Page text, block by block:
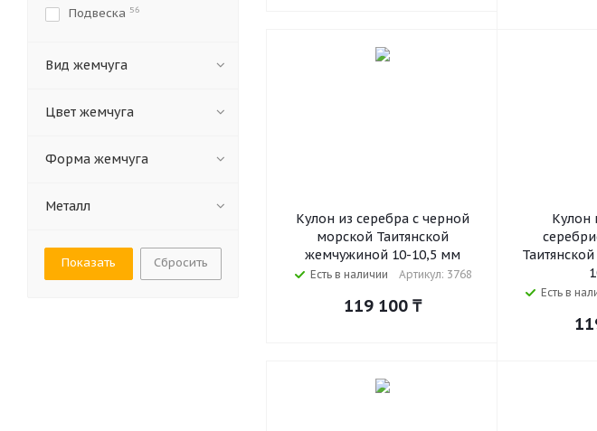
Кулон из серебра с черной
морской Таитянской
жемчужиной 10-10,5 мм
Есть в наличии Артикул: 3768
119 100₸
Кулон
Есть в
Подвеска 56
Вид жемчуга
Цвет жемчуга
Форма жемчуга
Металл
Сбросить